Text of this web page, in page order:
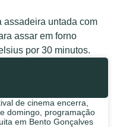
assadeira untada com
assar em forno
por 30 minutos.
de cinema encerra,
domingo, programação
em Bento Gonçalves